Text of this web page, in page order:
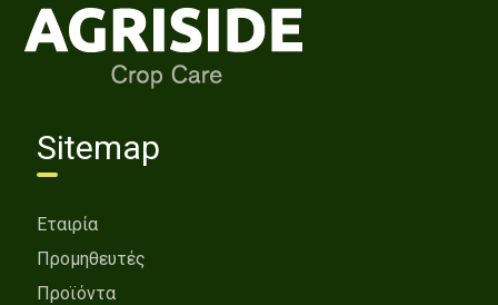
Sitemap
Εταιρία
Προμηθευτές
Προϊόντα